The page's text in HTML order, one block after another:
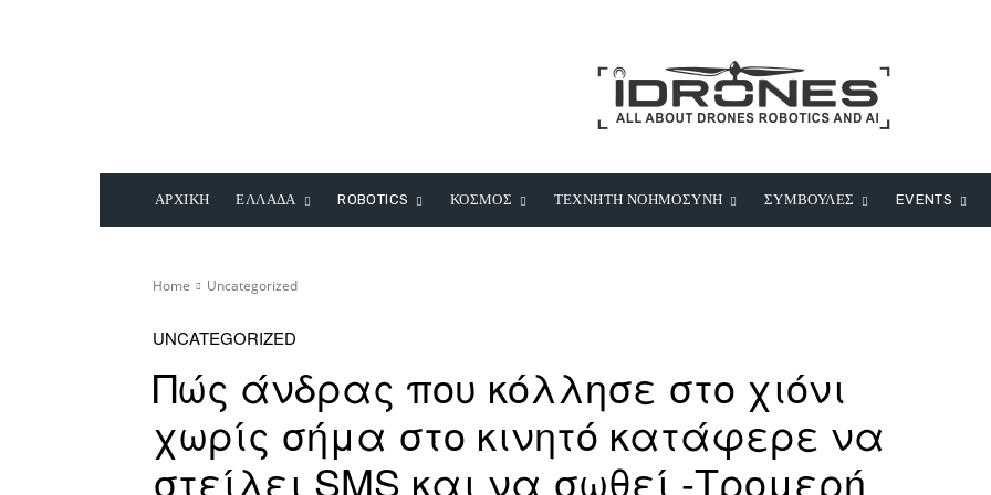
ΑΡΧΙΚΗ ΕΛΛΑΔΑ ROBOTICS ΚΟΣΜΟΣ ΤΕΧΝΗΤΗ ΝΟΗΜΟΣΥΝΗ ΣΥΜΒΟΥΛΕΣ EVENTS
Home Uncategorized
UNCATEGORIZED
Πώς άνδρας που κόλλησε στο χιόνι
χωρίς σήμα στο κινητό κατάφερε να
στείλει SMS και να σωθεί -Τρομερή